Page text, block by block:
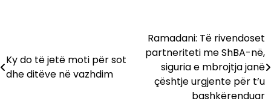
teKy do të jetë moti për sot
dhe ditëve në vazhdim
Ramadani: Të rivendoset
partneriteti me ShBA-në,
siguria e mbrojtja janë
çështje urgjente për t’u
bashkërenduar